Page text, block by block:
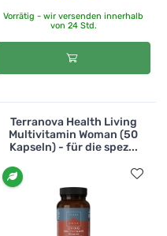
Vorrätig - wir versenden innerhalb
von 24 Std.
Terranova Health Living
Multivitamin Woman (50
Kapseln) - für die spez...